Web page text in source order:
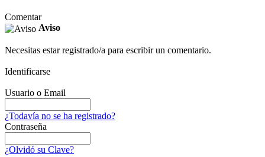
Comentar
Aviso
Necesitas estar registrado/a para escribir un comentario.
Identificarse
Usuario o Email
¿Todavía no se ha registrado?
Contraseña
¿Olvidó su Clave?